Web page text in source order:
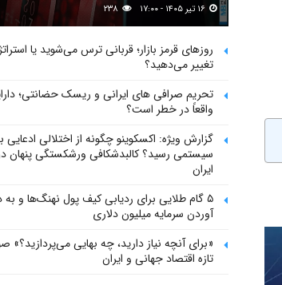
روزهای قرمز بازار؛ قربانی ترس می‌شوید یا
تغییر می‌دهید؟
تحریم صرافی های ایرانی و ریسک حضانتی؛
واقعاً در خطر است؟
گزارش ویژه: اکسکوینو چگونه از اختلالی ادعایی
سیستمی رسید؟ کالبدشکافی ورشکستگی پنهان
ایران
۵ گام طلایی برای ردیابی کیف پول‌ نهنگ‌ها و
آوردن سرمایه میلیون دلاری
«برای آنچه نیاز دارید، چه بهایی می‌پردازید؟»
تازه اقتصاد جهانی و ایران